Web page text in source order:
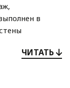
в
ЧИТАТЬ